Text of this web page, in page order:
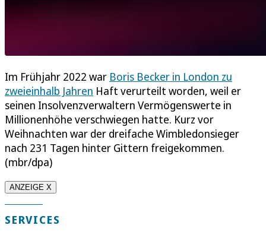
Im Frühjahr 2022 war Boris Becker in London zu
zweieinhalb Jahren Haft verurteilt worden, weil er
seinen Insolvenzverwaltern Vermögenswerte in
Millionenhöhe verschwiegen hatte. Kurz vor
Weihnachten war der dreifache Wimbledonsieger
nach 231 Tagen hinter Gittern freigekommen.
(mbr/dpa)
ANZEIGE X
SERVICES